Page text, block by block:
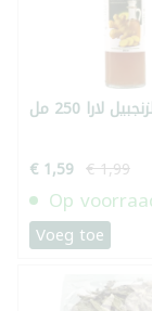
لارا 250 مل
€ 1,59 € 1,99
Op
Voeg toe